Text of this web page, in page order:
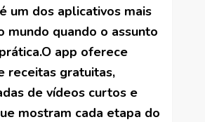
um dos aplicativos mais
mundo quando o assunto
app oferece
receitas gratuitas,
de vídeos curtos e
mostram cada etapa do